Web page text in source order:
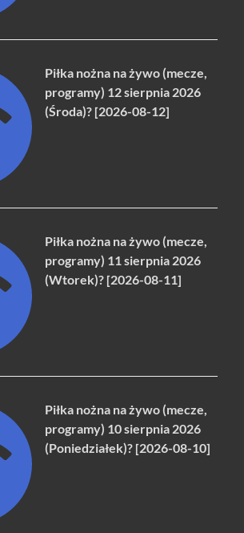
Piłka nożna na żywo (mecze,
programy) 12 sierpnia 2026
(Środa)? [2026-08-12]
Piłka nożna na żywo (mecze,
programy) 11 sierpnia 2026
(Wtorek)? [2026-08-11]
Piłka nożna na żywo (mecze,
programy) 10 sierpnia 2026
(Poniedziałek)? [2026-08-10]